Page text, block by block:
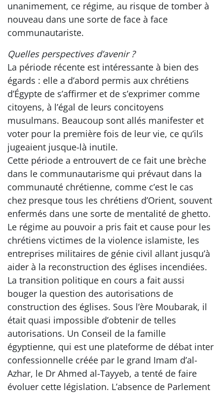
unanimement, ce régime, au risque de tomber à
nouveau dans une sorte de face à face
communautariste.
Quelles perspectives d’avenir ?
La période récente est intéressante à bien des
égards : elle a d’abord permis aux chrétiens
d’Égypte de s’affirmer et de s’exprimer comme
citoyens, à l’égal de leurs concitoyens
musulmans. Beaucoup sont allés manifester et
voter pour la première fois de leur vie, ce qu’ils
jugeaient jusque-là inutile.
Cette période a entrouvert de ce fait une brèche
dans le communautarisme qui prévaut dans la
communauté chrétienne, comme c’est le cas
chez presque tous les chrétiens d’Orient, souvent
enfermés dans une sorte de mentalité de ghetto.
Le régime au pouvoir a pris fait et cause pour les
chrétiens victimes de la violence islamiste, les
entreprises militaires de génie civil allant jusqu’à
aider à la reconstruction des églises incendiées.
La transition politique en cours a fait aussi
bouger la question des autorisations de
construction des églises. Sous l’ère Moubarak, il
était quasi impossible d’obtenir de telles
autorisations. Un Conseil de la famille
égyptienne, qui est une plateforme de débat inter
confessionnelle créée par le grand Imam d’al-
Azhar, le Dr Ahmed al-Tayyeb, a tenté de faire
évoluer cette législation. L’absence de Parlement